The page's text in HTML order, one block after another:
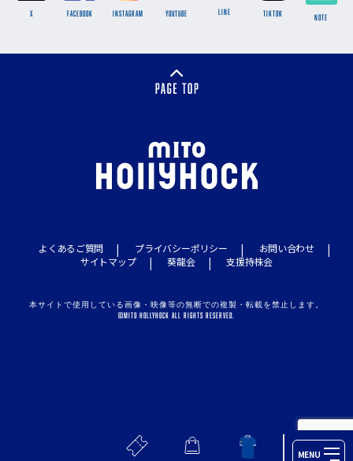
MENU
X FACEBOOK INSTAGRAM YOUTUBE LINE TikTok NOTE
よくあるご質問 プライバシーポリシー
お問い合わせ
サイトマップ
葵龍会 支援持株会
本サイトで使用している画像・映像等の無断での複製・転載を禁止します。
©MITO HOLLYHOCK ALL RIGHTS RESERVED.